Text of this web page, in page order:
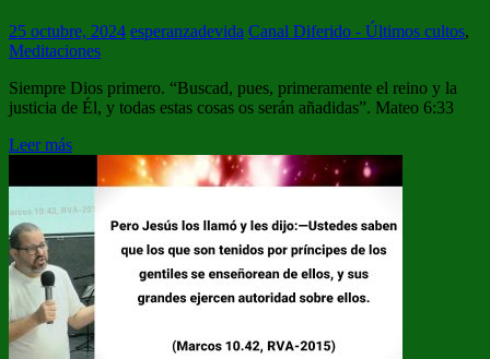
25 octubre, 2024 esperanzadevida Canal Diferido - Últimos cultos,
Meditaciones
Siempre Dios primero. “Buscad, pues, primeramente el reino y la
justicia de Él, y todas estas cosas os serán añadidas”. Mateo 6:33
Leer más